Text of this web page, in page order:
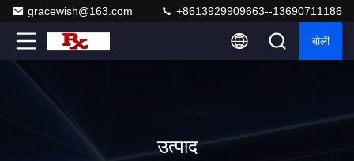
gracewish@163.com +8613929909663--13690711186
बोली
उत्पाद